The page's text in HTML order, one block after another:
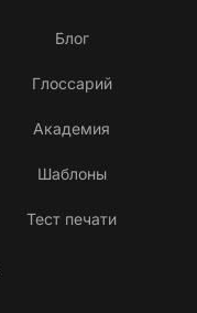
Блог
Глоссарий
Академия
Шаблоны
Тест печати